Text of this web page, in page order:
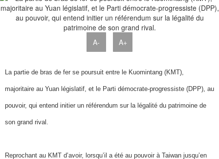
A- A+
La partie de bras de fer se poursuit entre le Kuomintang (KMT),
majoritaire au Yuan législatif, et le Parti démocrate-progressiste (DPP), au
pouvoir, qui entend initier un référendum sur la légalité du patrimoine de
son grand rival.
Reprochant au KMT d’avoir, lorsqu’il a été au pouvoir à Taiwan jusqu’en